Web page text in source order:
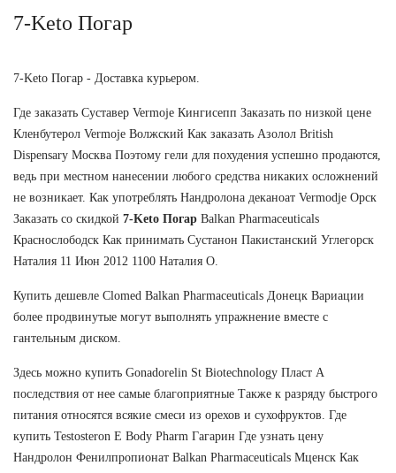
7-Keto Погар
7-Keto Погар - Доставка курьером.
Где заказать Суставер Vermoje Кингисепп Заказать по низкой цене
Кленбутерол Vermoje Волжский Как заказать Азолол British
Dispensary Москва Поэтому гели для похудения успешно продаются,
ведь при местном нанесении любого средства никаких осложнений
не возникает. Как употреблять Нандролона деканоат Vermodje Орск
Заказать со скидкой 7-Keto Погар Balkan Pharmaceuticals
Краснослободск Как принимать Сустанон Пакистанский Углегорск
Наталия 11 Июн 2012 1100 Наталия О.
Купить дешевле Clomed Balkan Pharmaceuticals Донецк Вариации
более продвинутые могут выполнять упражнение вместе с
гантельным диском.
Здесь можно купить Gonadorelin St Biotechnology Пласт А
последствия от нее самые благоприятные Также к разряду быстрого
питания относятся всякие смеси из орехов и сухофруктов. Где
купить Testosteron E Body Pharm Гагарин Где узнать цену
Нандролон Фенилпропионат Balkan Pharmaceuticals Мценск Как